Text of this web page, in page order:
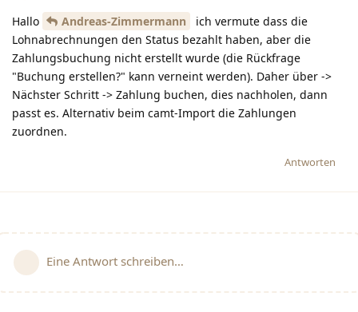
Hallo Andreas-Zimmermann
ich vermute dass die
Lohnabrechnungen den Status bezahlt haben, aber die
Zahlungsbuchung nicht erstellt wurde (die Rückfrage
"Buchung erstellen?" kann verneint werden). Daher über ->
Nächster Schritt -> Zahlung buchen, dies nachholen, dann
passt es. Alternativ beim camt-Import die Zahlungen
zuordnen.
Antworten
Eine Antwort schreiben…